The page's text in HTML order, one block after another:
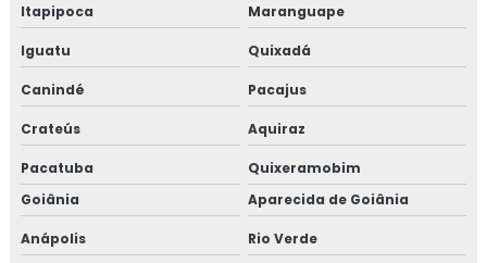
Itapipoca Maranguape
Iguatu Quixadá
Canindé Pacajus
Crateús Aquiraz
Pacatuba
Quixeramobim
Goiânia
Aparecida de Goiânia
Anápolis Rio Verde